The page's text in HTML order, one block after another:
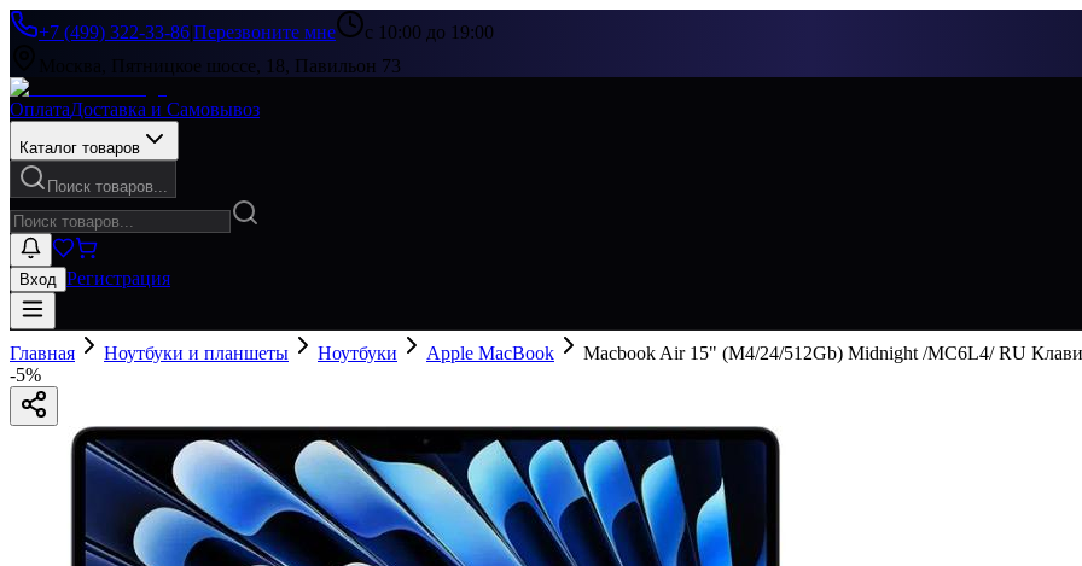
+7 (499) 322-33-86|Перезвоните мне
с 10:00 до 19:00
Москва, Пятницкое шоссе, 18, Павильон 73
ОплатаДоставка и Самовывоз
Каталог товаров
Поиск товаров...
Вход Регистрация
Главная Ноутбуки и планшеты Ноутбуки Apple MacBook
Macbook Air 15" (M4/24/512Gb) Midnight /MC6L4/ RU
-5%